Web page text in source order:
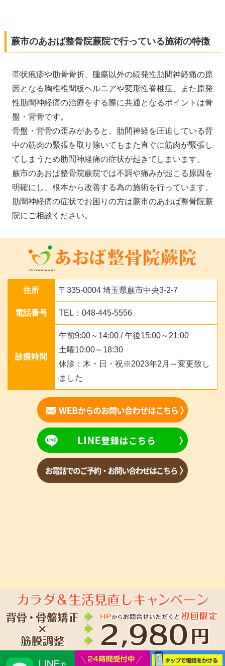
蕨市のあおば整骨院蕨院で行っている施術の特徴
帯状疱疹や肋骨骨折、腫瘍以外の続発性肋間神経痛の原
因となる胸椎椎間板ヘルニアや変形性脊椎症、また原発
性肋間神経痛の治療をする際に共通となるポイントは骨
盤・背骨です。
骨盤・背骨の歪みがあると、肋間神経を圧迫している背
中の筋肉の緊張を取り除いてもまた直ぐに筋肉が緊張し
てしまうため肋間神経痛の症状が起きてしまいます。
蕨市のあおば整骨院蕨院では不調や痛みが起こる原因を
明確にし、根本から改善する為の施術を行っています。
肋間神経痛の症状でお困りの方は蕨市のあおば整骨院蕨
院にご相談ください。
住所 〒335-0004 埼玉県蕨市中央3-2-7
電話番号 TEL：048-445-5556
診療時間
午前9:00～14:00 / 午後15:00～21:00
土曜10:00～18:30
休診：木・日・祝※2023年2月～変更致し
ました
Copyright(c) 2023 あおば整骨院 All Rights Reserved.powered by ラポ
ールスタイル（整骨院・整体院・治療院HP制作）